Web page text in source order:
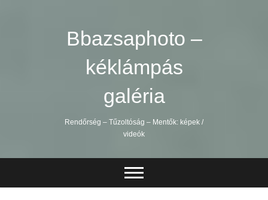
Bbazsaphoto –
kéklámpás
galéria
Rendőrség – Tűzoltóság – Mentők: képek /
videók